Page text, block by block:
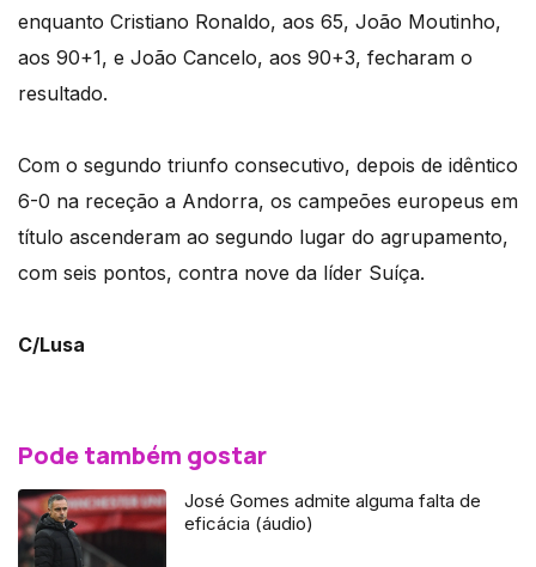
enquanto Cristiano Ronaldo, aos 65, João Moutinho,
aos 90+1, e João Cancelo, aos 90+3, fecharam o
resultado.
Com o segundo triunfo consecutivo, depois de idêntico
6-0 na receção a Andorra, os campeões europeus em
título ascenderam ao segundo lugar do agrupamento,
com seis pontos, contra nove da líder Suíça.
C/Lusa
Pode também gostar
José Gomes admite alguma falta de
eficácia (áudio)